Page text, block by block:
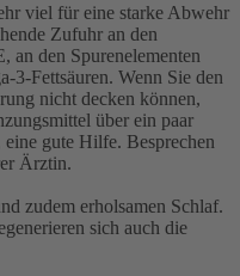
viel für eine starke Abwehr
Zufuhr an den
den Spurenelementen
3-Fettsäuren. Wenn Sie den
nicht decken können,
über ein paar
gute Hilfe. Besprechen
Ärztin.
zudem erholsamen Schlaf.
sich auch die